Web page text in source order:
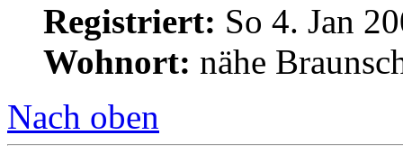
Registriert: So 4. Jan
Wohnort: nähe
Nach oben